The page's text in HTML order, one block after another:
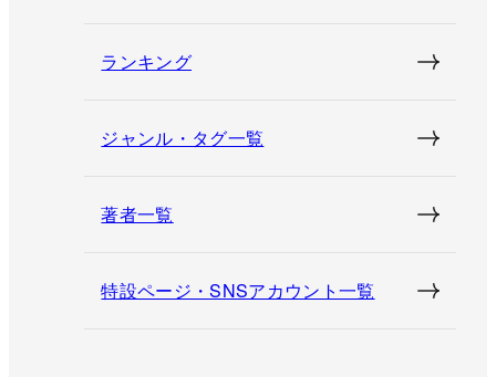
ランキング
ジャンル・タグ一覧
著者一覧
特設ページ・SNSアカウント一覧